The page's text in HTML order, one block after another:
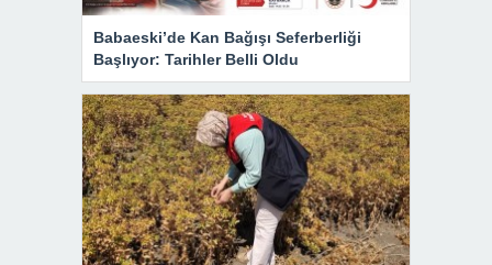
Babaeski’de Kan Bağışı Seferberliği
Başlıyor: Tarihler Belli Oldu